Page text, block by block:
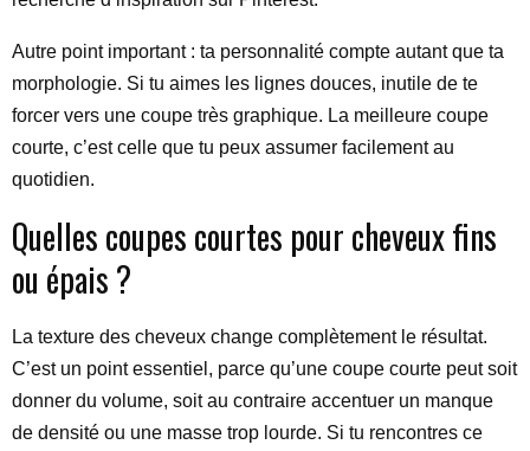
Autre point important : ta personnalité compte autant que ta
morphologie. Si tu aimes les lignes douces, inutile de te
forcer vers une coupe très graphique. La meilleure coupe
courte, c’est celle que tu peux assumer facilement au
quotidien.
Quelles coupes courtes pour cheveux fins
ou épais ?
La texture des cheveux change complètement le résultat.
C’est un point essentiel, parce qu’une coupe courte peut soit
donner du volume, soit au contraire accentuer un manque
de densité ou une masse trop lourde. Si tu rencontres ce